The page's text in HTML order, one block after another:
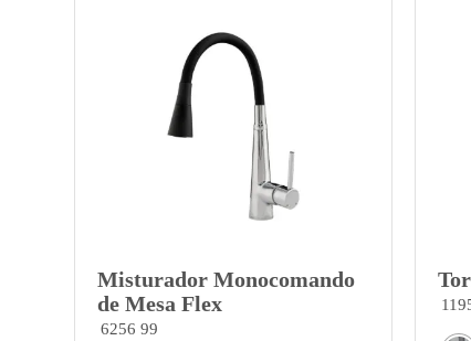
Misturador Monocomando
de Mesa Flex
6256 99